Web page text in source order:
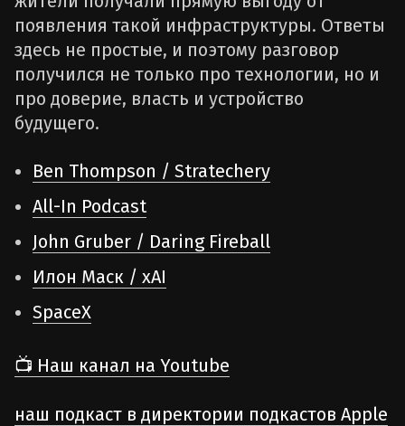
появления такой инфраструктуры. Ответы
здесь не простые, и поэтому разговор
получился не только про технологии, но и
про доверие, власть и устройство
будущего.
Ben Thompson / Stratechery
All-In Podcast
John Gruber / Daring Fireball
Илон Маск / xAI
SpaceX
📺 Наш канал на Youtube
наш подкаст в директории подкастов Apple